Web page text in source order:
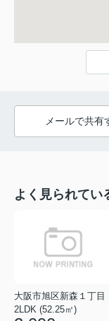
メールで共有
よく見られてい
大阪市旭区新森１丁目
2LDK (52.25㎡)